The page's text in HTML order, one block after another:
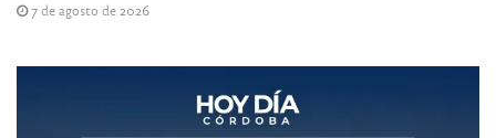
7 de agosto de 2026